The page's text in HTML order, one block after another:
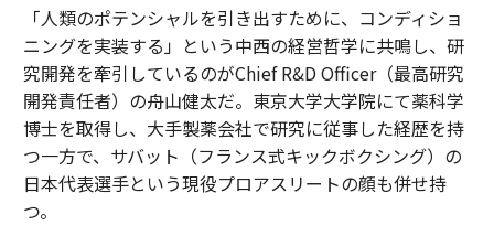
「人類のポテンシャルを引き出すために、コンディショ
ニングを実装する」という中西の経営哲学に共鳴し、研
究開発を牽引しているのがChief R&D Officer（最高研究
開発責任者）の舟山健太だ。東京大学大学院にて薬科学
博士を取得し、大手製薬会社で研究に従事した経歴を持
つ一方で、サバット（フランス式キックボクシング）の
日本代表選手という現役プロアスリートの顔も併せ持
つ。